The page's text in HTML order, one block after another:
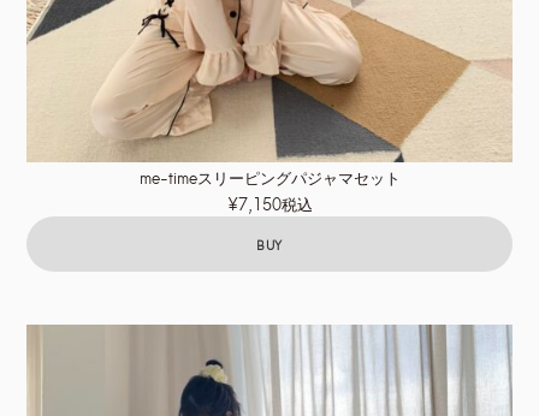
me-timeスリーピングパジャマセット
¥7,150税込
BUY